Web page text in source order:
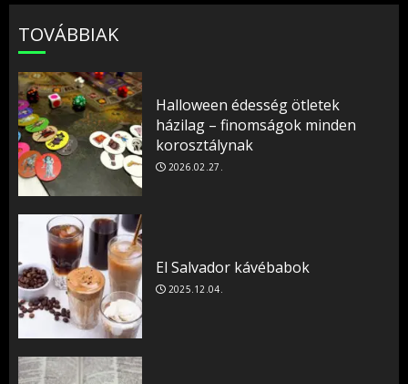
TOVÁBBIAK
Halloween édesség ötletek
házilag – finomságok minden
korosztálynak
2026.02.27.
El Salvador kávébabok
2025.12.04.